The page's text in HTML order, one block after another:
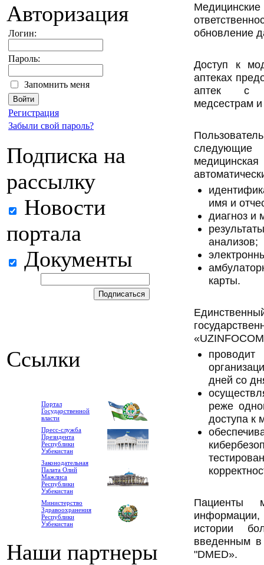
Авторизация
Логин:
Пароль:
Запомнить меня
Регистрация
Забыли свой пароль?
Подписка на
рассылку
Новости
портала
Документы
Ссылки
Портал
Государственной
власти
Пресс-служба
Президента
Республики
Узбекистан
Законодательная
Палата Олий
Мажлиса
Республики
Узбекистан
Министерство
Здравоохранения
Республики
Узбекистан
Наши партнеры
обновление
Доступ к
аптеках
аптек с
медсестрам
имя и
диагноз и
анализов;
карты.
дней со
реже
доступа к
Пациенты
истории
введенным
"DMED».